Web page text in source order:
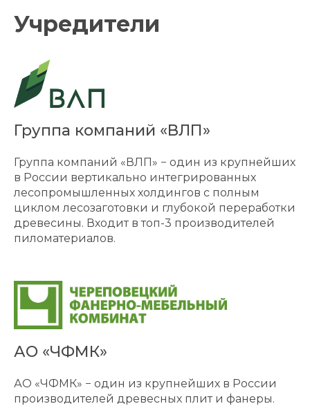
Учредители
Группа компаний «ВЛП»
Группа компаний «ВЛП» − один из крупнейших
в России вертикально интегрированных
лесопромышленных холдингов с полным
циклом лесозаготовки и глубокой переработки
древесины. Входит в топ-3 производителей
пиломатериалов.
АО «ЧФМК»
АО «ЧФМК» − один из крупнейших в России
производителей древесных плит и фанеры.